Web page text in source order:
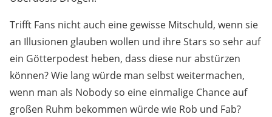
Trifft Fans nicht auch eine gewisse Mitschuld, wenn sie
an Illusionen glauben wollen und ihre Stars so sehr auf
ein Götterpodest heben, dass diese nur abstürzen
können? Wie lang würde man selbst weitermachen,
wenn man als Nobody so eine einmalige Chance auf
großen Ruhm bekommen würde wie Rob und Fab?